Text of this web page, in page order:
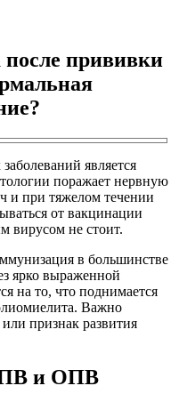
прививки
является
поражает нервную
и при тяжелом течении
от вакцинации
вирусом не стоит.
в большинстве
ярко выраженной
на то, что поднимается
Важно
признак развития
и ОПВ